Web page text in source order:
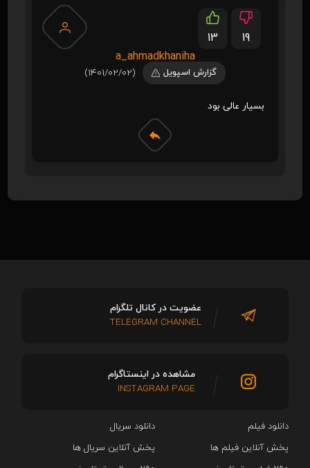
13
19
a_ahmadkhaniha
گزارش اسپویل (1401/02/02)
بسیار عالی بود
دانلود فیلم
دانلود سریال‌
پخش آنلاین فیلم ها
پخش آنلاین سریال ها
عضویت در کانال تلگرام
TELEGRAM CHANNEL
مشاهده در اینستاگرام
INSTAGRAM PAGE